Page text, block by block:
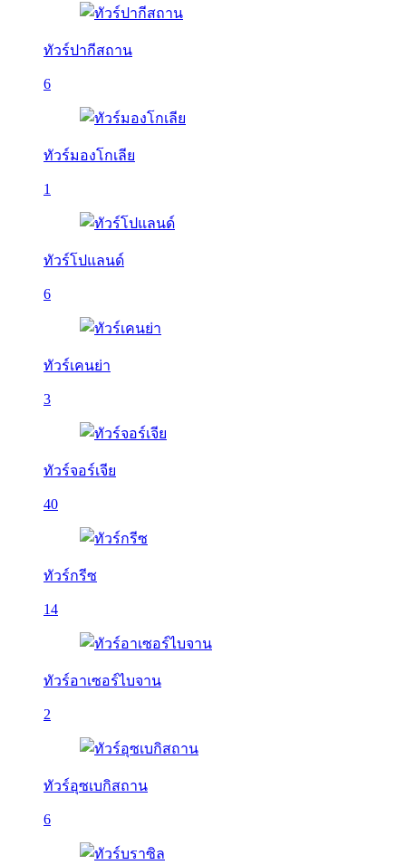
ทัวร์ปากีสถาน
6
ทัวร์มองโกเลีย
1
ทัวร์โปแลนด์
6
ทัวร์เคนย่า
3
ทัวร์จอร์เจีย
40
ทัวร์กรีซ
14
ทัวร์อาเซอร์ไบจาน
2
ทัวร์อุซเบกิสถาน
6